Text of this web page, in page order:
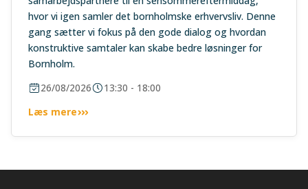
hvor vi igen samler det bornholmske erhvervsliv. Denne
gang sætter vi fokus på den gode dialog og hvordan
konstruktive samtaler kan skabe bedre løsninger for
Bornholm.
26/08/2026
13:30 - 18:00
Læs mere